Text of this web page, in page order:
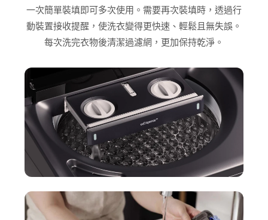
一次簡單裝填即可多次使用。需要再次裝填時，透過行
動裝置接收提醒，使洗衣變得更快速、輕鬆且無失誤。
每次洗完衣物後清潔過濾網，更加保持乾淨。